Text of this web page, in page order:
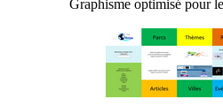
Graphisme optimisé pour